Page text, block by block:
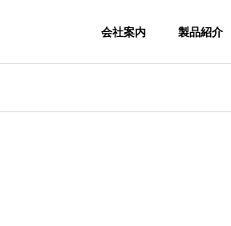
会社案内 製品紹介